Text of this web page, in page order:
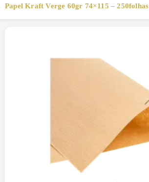
Papel Kraft Verge 60gr 74×115 – 250folhas